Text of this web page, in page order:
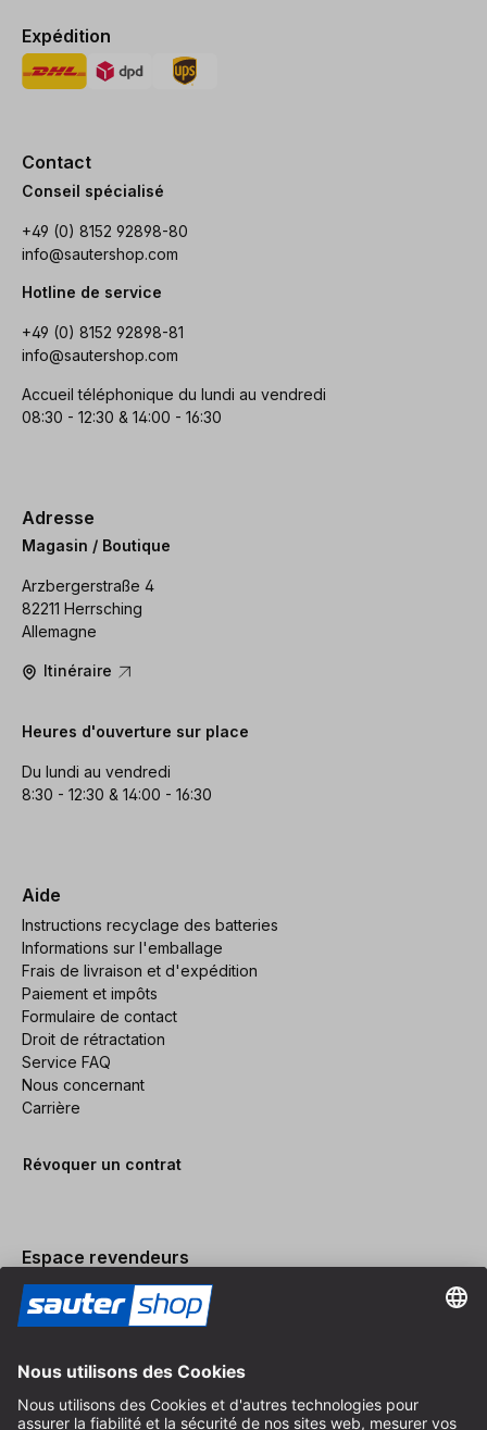
Expédition
Contact
Conseil spécialisé
+49 (0) 8152 92898-80
info@sautershop.com
Hotline de service
+49 (0) 8152 92898-81
info@sautershop.com
Accueil téléphonique du lundi au vendredi
08:30 - 12:30 & 14:00 - 16:30
Adresse
Magasin / Boutique
Arzbergerstraße 4
82211 Herrsching
Allemagne
Itinéraire
Heures d'ouverture sur place
Du lundi au vendredi
8:30 - 12:30 & 14:00 - 16:30
Aide
Instructions recyclage des batteries
Informations sur l'emballage
Frais de livraison et d'expédition
Paiement et impôts
Formulaire de contact
Droit de rétractation
Service FAQ
Nous concernant
Carrière
Révoquer un contrat
Espace revendeurs
Devenir revendeur